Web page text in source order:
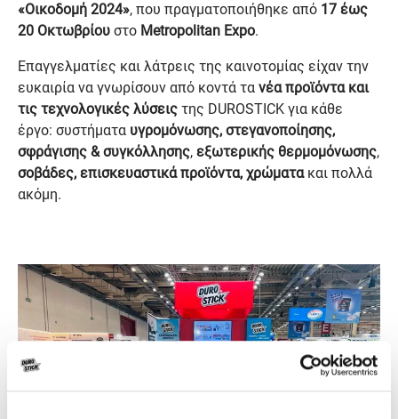
«Οικοδομή 2024», που πραγματοποιήθηκε από 17 έως
20 Οκτωβρίου στο Metropolitan Expo.
Επαγγελματίες και λάτρεις της καινοτομίας είχαν την
ευκαιρία να γνωρίσουν από κοντά τα νέα προϊόντα και
τις τεχνολογικές λύσεις της DUROSTICK για κάθε
έργο: συστήματα υγρομόνωσης, στεγανοποίησης,
σφράγισης & συγκόλλησης, εξωτερικής θερμομόνωσης,
σοβάδες, επισκευαστικά προϊόντα, χρώματακαι πολλά
ακόμη.